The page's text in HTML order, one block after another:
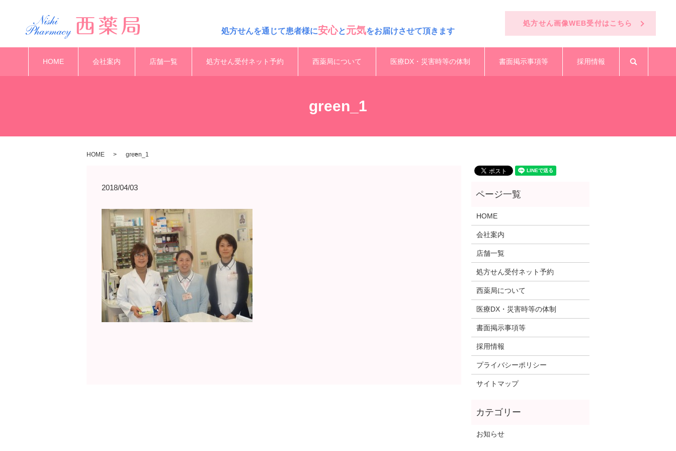
処方せんを通じて患者様に安心と元気をお届けさせて頂きます
処方せん画像WEB受付はこちら
HOME 会社案内 店舗一覧 処方せん受付ネット予約 西薬局について 医療DX・災害時等の体制 書面掲示事項等 採用情報 search
green_1
HOME green_1
2018/04/03
HOME
会社案内
店舗一覧
処方せん受付ネット予約
西薬局について
医療DX・災害時等の体制
書面掲示事項等
採用情報
プライバシーポリシー
サイトマップ
お知らせ